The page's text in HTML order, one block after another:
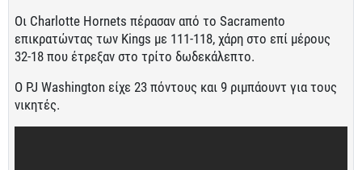
Οι Charlotte Hornets πέρασαν από το Sacramento
επικρατώντας των Kings με 111-118, χάρη στο επί μέρους
32-18 που έτρεξαν στο τρίτο δωδεκάλεπτο.
Ο PJ Washington είχε 23 πόντους και 9 ριμπάουντ για τους
νικητές.